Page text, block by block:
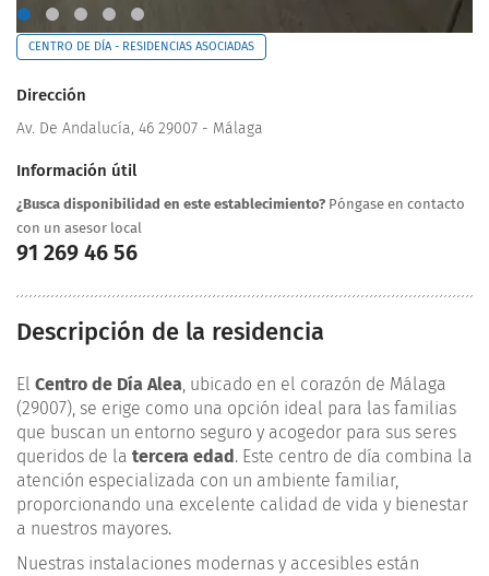
CENTRO DE DÍA - RESIDENCIAS ASOCIADAS
Dirección
Av. De Andalucía, 46 29007 - Málaga
Información útil
¿Busca disponibilidad en este establecimiento? Póngase en contacto
con un asesor local
91 269 46 56
Descripción de la residencia
El Centro de Día Alea, ubicado en el corazón de Málaga
(29007), se erige como una opción ideal para las familias
que buscan un entorno seguro y acogedor para sus seres
queridos de la tercera edad. Este centro de día combina la
atención especializada con un ambiente familiar,
proporcionando una excelente calidad de vida y bienestar
a nuestros mayores.
Nuestras instalaciones modernas y accesibles están